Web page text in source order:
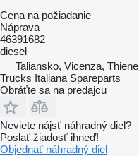
Cena na požiadanie
Náprava
46391682
diesel
Taliansko, Vicenza, Thiene
Trucks Italiana Spareparts
Obráťte sa na predajcu
Neviete nájsť náhradný diel?
Poslať žiadosť ihneď!
Objednať náhradný diel